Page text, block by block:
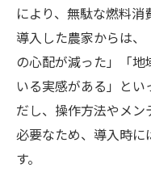
により、無駄な燃料消
導入した農家からは
の心配が減った」「
いる実感がある」と
だし、操作方法やメ
必要なため、導入時
す。